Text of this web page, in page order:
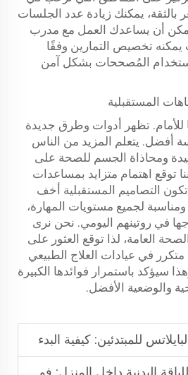
بالثقة، يمكنك زيادة عدد الجلسات
أن يساعدك العمل مع مدرب
تخصيص التمارين وفقًا
المُصححات بشكل آمن
المستقبلية
للأمام. تظهر أدوات وطرق جديدة
أفضل. يتعلم المزيد من الناس
ومحاذاة الجسم للصحة على
توقع اهتمام متزايد بمساعدات
التصاميم المستقبلية أخف
لجميع مستويات المهارة،
في روتينهم اليومي. نحن نرى
العامة، لذا توقع العثور على
في عيادات العلاج الطبيعي
سيؤكد باستمرار فوائدها الكبيرة
والوضعية الأفضل.
للمبتدئين: كيفية البدء